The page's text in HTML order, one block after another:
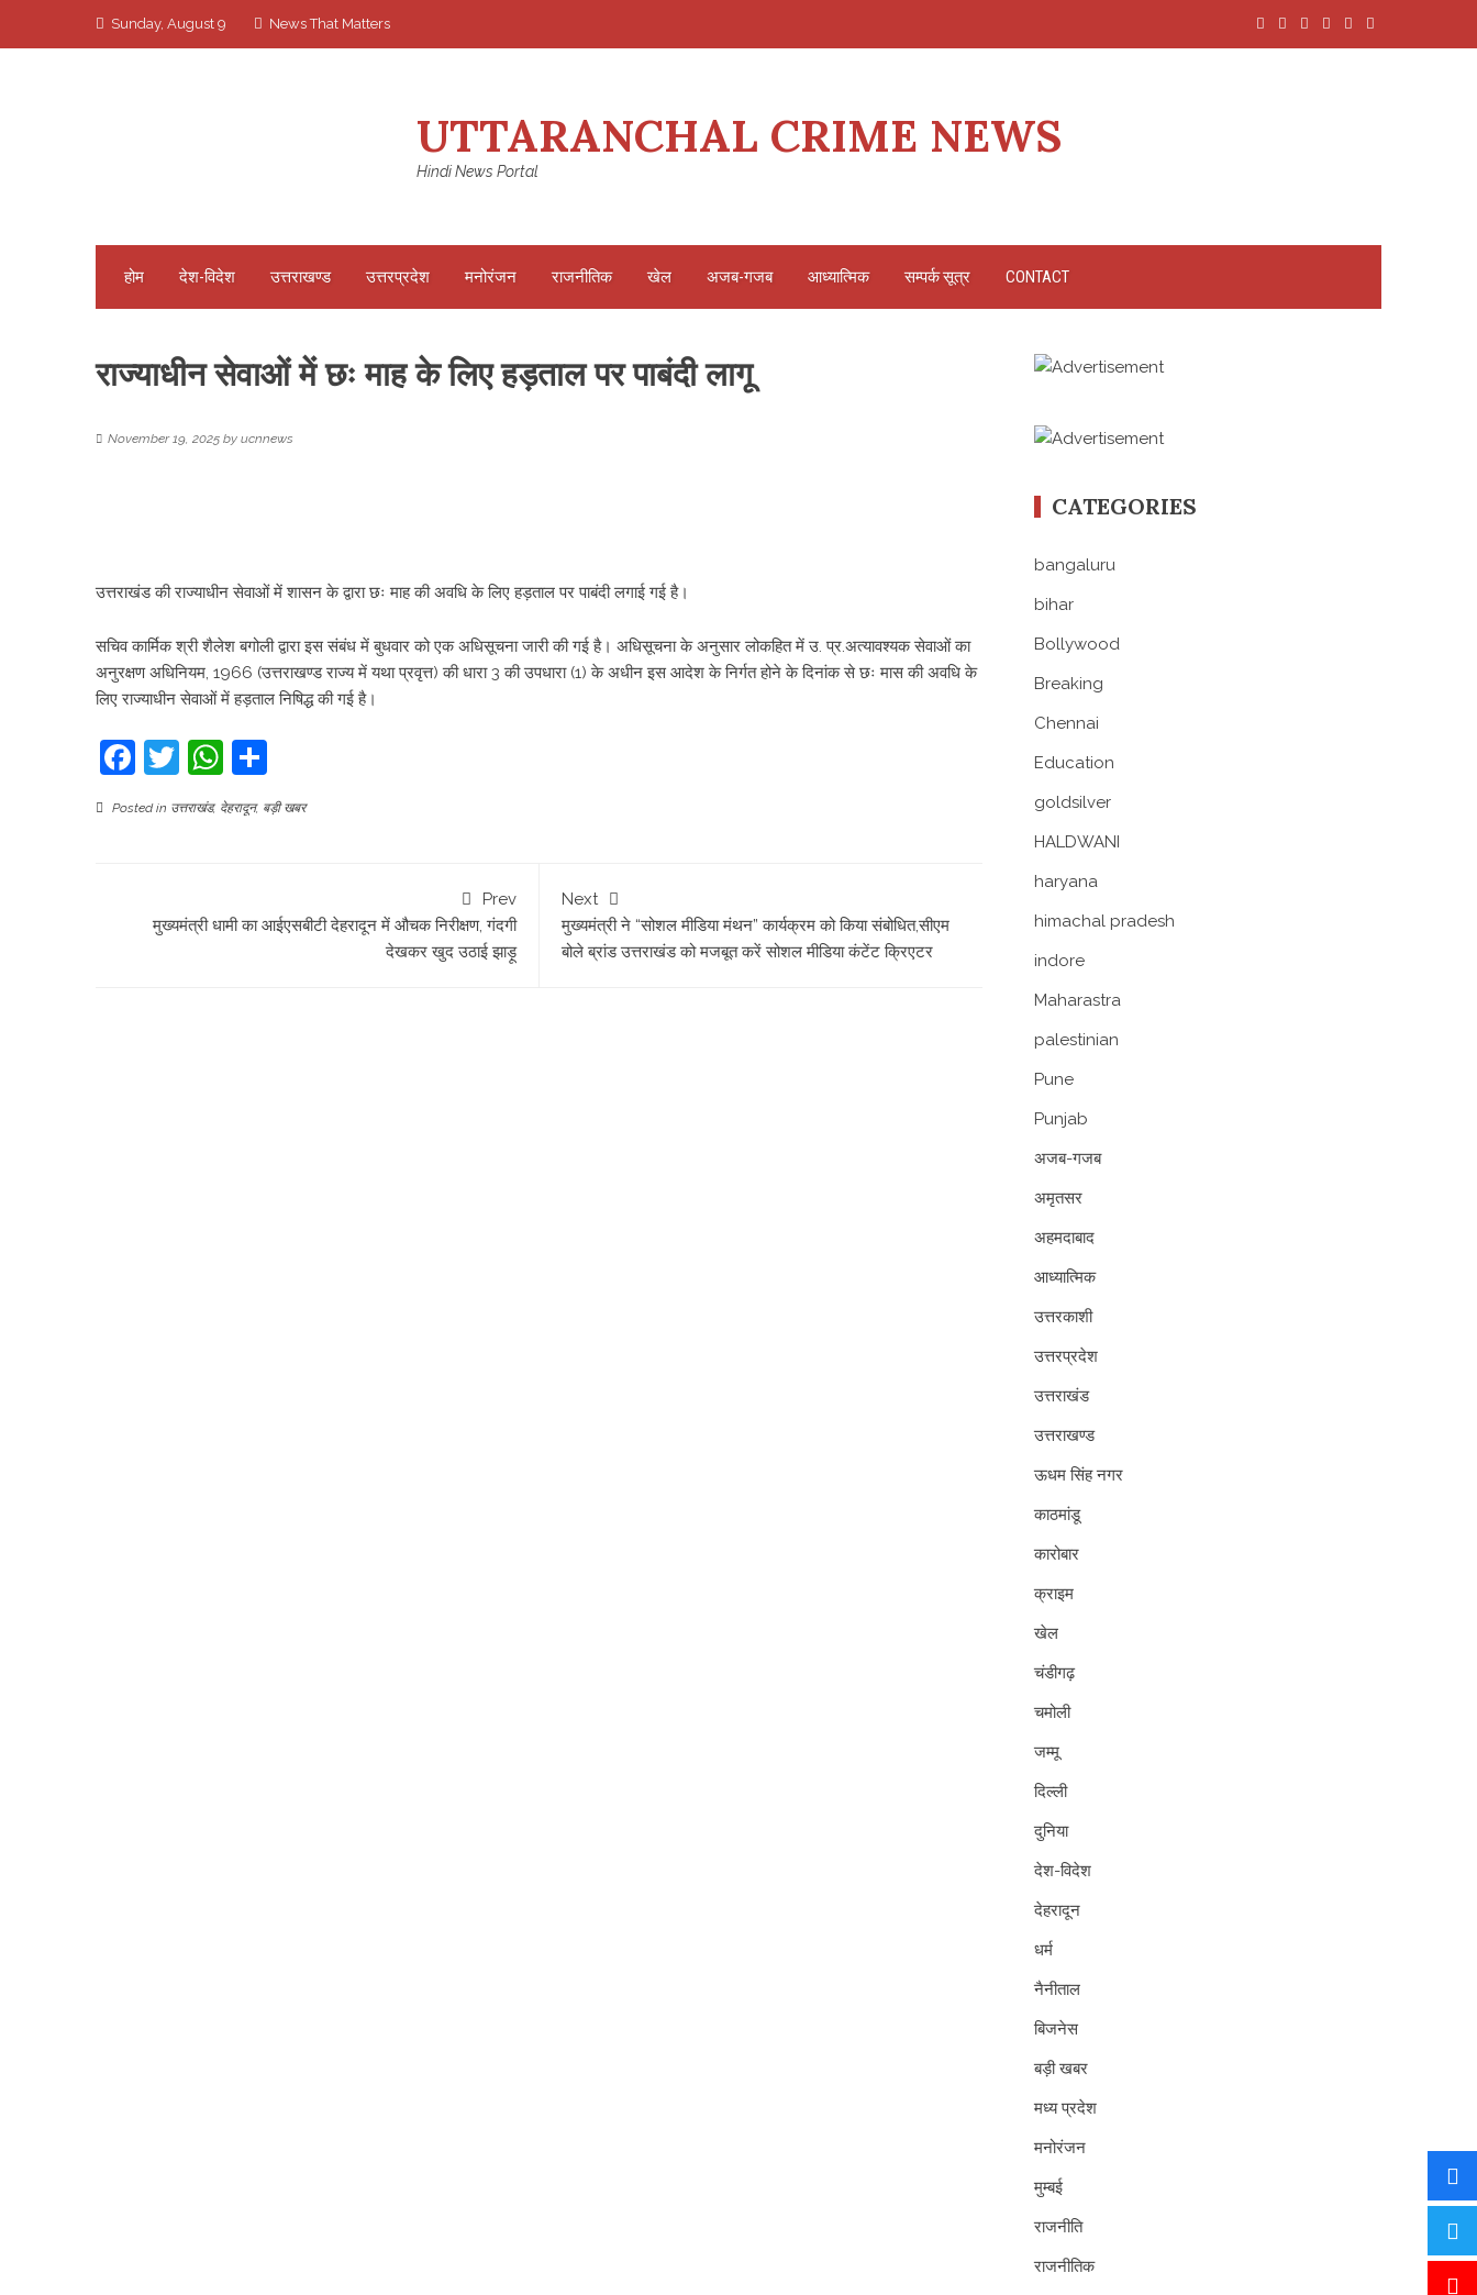
Sunday, August 9 News That Matters
UTTARANCHAL CRIME NEWS
Hindi News Portal
होम देश-विदेश उत्तराखण्ड उत्तरप्रदेश मनोरंजन राजनीतिक खेल अजब-गजब आध्यात्मिक सम्पर्क सूत्र CONTACT
राज्याधीन सेवाओं में छः माह के लिए हड़ताल पर पाबंदी लागू
November 19, 2025 by ucnnews
उत्तराखंड की राज्याधीन सेवाओं में शासन के द्वारा छः माह की अवधि के लिए हड़ताल पर पाबंदी लगाई गई है।
सचिव कार्मिक श्री शैलेश बगोली द्वारा इस संबंध में बुधवार को एक अधिसूचना जारी की गई है। अधिसूचना के अनुसार लोकहित में उ. प्र.अत्यावश्यक सेवाओं का
अनुरक्षण अधिनियम, 1966 (उत्तराखण्ड राज्य में यथा प्रवृत्त) की धारा 3 की उपधारा (1) के अधीन इस आदेश के निर्गत होने के दिनांक से छः मास की अवधि के
लिए राज्याधीन सेवाओं में हड़ताल निषिद्ध की गई है।
Facebook
TwitterWhatsApp
Posted in उत्तराखंड, देहरादून, बड़ी खबर
Prev
मुख्यमंत्री धामी का आईएसबीटी देहरादून में औचक निरीक्षण, गंदगी
देखकर खुद उठाई झाड़ू
Next
मुख्यमंत्री ने “सोशल मीडिया मंथन” कार्यक्रम को किया संबोधित,सीएम
बोले ब्रांड उत्तराखंड को मजबूत करें सोशल मीडिया कंटेंट क्रिएटर
CATEGORIES
bangaluru
bihar
Bollywood
Breaking
Chennai
Education
goldsilver
HALDWANI
haryana
himachal pradesh
indore
Maharastra
palestinian
Pune
Punjab
अजब-गजब
अमृतसर
अहमदाबाद
आध्यात्मिक
उत्तरकाशी
उत्तरप्रदेश
उत्तराखंड
उत्तराखण्ड
ऊधम सिंह नगर
काठमांडू
कारोबार
क्राइम
खेल
चंडीगढ़
चमोली
जम्मू
दिल्ली
दुनिया
देश-विदेश
देहरादून
धर्म
नैनीताल
बिजनेस
बड़ी खबर
मध्य प्रदेश
मनोरंजन
मुम्बई
राजनीति
राजनीतिक